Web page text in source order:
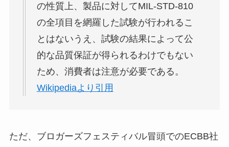
の性質上、製品に対してMIL-STD-810
の全項目を網羅した試験が行われるこ
とはないうえ、試験の結果によって公
的な品質保証が得られるわけでもない
ため、消費者は注意が必要である。
Wikipediaより引用
ただ、ブロガーズフェスティバル冒頭でのECBB社